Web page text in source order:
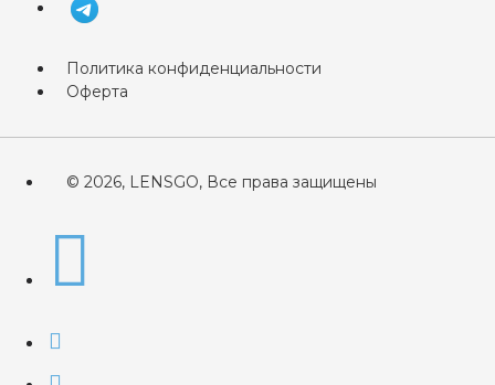
Политика конфиденциальности
Оферта
© 2026, LENSGO, Все права защищены